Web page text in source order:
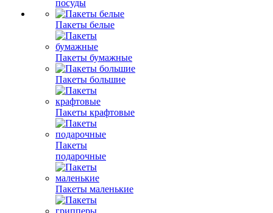
посуды
Пакеты белые
Пакеты бумажные
Пакеты большие
Пакеты крафтовые
Пакеты
подарочные
Пакеты маленькие